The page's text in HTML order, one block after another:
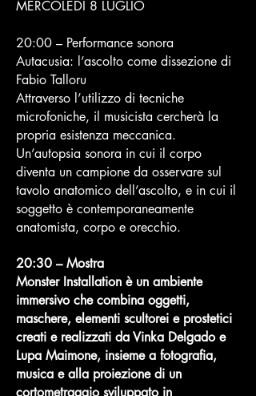
MERCOLEDÌ 8 LUGLIO
20:00 – Performance sonora
Autacusia: l’ascolto come dissezione di
Fabio Talloru
Attraverso l’utilizzo di tecniche
microfoniche, il musicista cercherà la
propria esistenza meccanica.
Un’autopsia sonora in cui il corpo
diventa un campione da osservare sul
tavolo anatomico dell’ascolto, e in cui il
soggetto è contemporaneamente
anatomista, corpo e orecchio. ​
20:30 – Mostra
Monster Installation è un ambiente
immersivo che combina oggetti,
maschere, elementi scultorei e prostetici
creati e realizzati da Vinka Delgado e
Lupa Maimone, insieme a fotografia,
musica e alla proiezione di un
cortometraggio sviluppato in